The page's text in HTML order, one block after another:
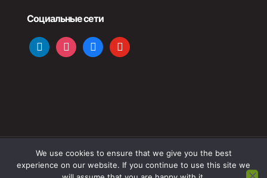
Социальные сети
linkedin instagramfacebookyoutube
© 2023 OPTIMISTIC. All Rights Reserved. Desenvolvido por
AMEN.PT
We use cookies to ensure that we give you the best
experience on our website. If you continue to use this site we